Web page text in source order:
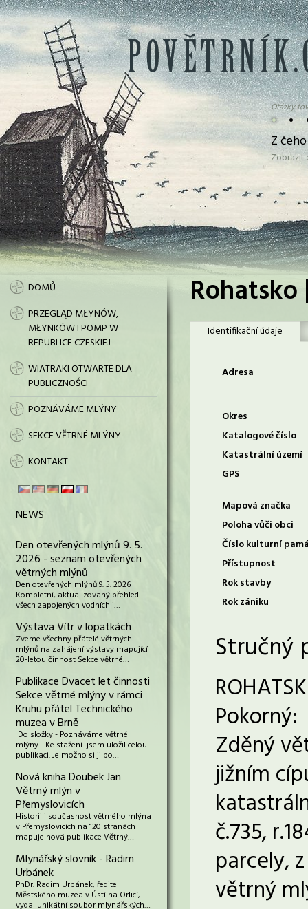
• •
Otázky
Z
DOMŮ
PRZEGLĄD MŁYNÓW,
MŁYNKÓW I POMP W
REPUBLICE CZESKIEJ
WIATRAKI OTWARTE DLA
PUBLICZNOŚCI
POZNÁVÁME MLÝNY
SEKCE VĚTRNÉ MLÝNY
KONTAKT
NEWS
Den otevřených mlýnů 9. 5.
2026 - seznam otevřených
větrných mlýnů
Den otevřených mlýnů 9. 5. 2026
Kompletní, aktualizovaný přehled
všech zapojených vodních i…
Výstava Vítr v lopatkách
Zveme všechny přátelé větrných
mlýnů na zahájení výstavy mapující
20-letou činnost Sekce větrné…
Publikace Dvacet let činnosti
Sekce větrné mlýny v rámci
Kruhu přátel Technického
muzea v Brně
Do složky - Poznáváme větrné
mlýny - Ke stažení jsem uložil celou
publikaci. Je možno si ji po…
Nová kniha Doubek Jan
Větrný mlýn v
Přemyslovicích
Historii i současnost větrného mlýna
v Přemyslovicích na 120 stranách
mapuje nová publikace Větrný…
Mlynářský slovník - Radim
Urbánek
PhDr. Radim Urbánek, ředitel
Městského muzea v Ústí na Orlicí,
vydal unikátní soubor mlynářských…
Identifikační údaje
Adresa
Okres
Katalogové číslo
Katastrální území
GPS
Mapová značka
Poloha vůči obci
Číslo kulturní
Přístupnost
Rok stavby
Rok zániku
Stručný
Pokorný:
Zděný
jižním
č.735,
parcely,
větrný